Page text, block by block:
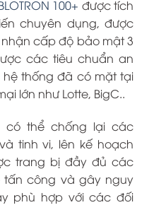
100+ được tích
chuyên dụng, được
cấp độ bảo mật 3
các tiêu chuẩn an
hệ thống đã có mặt tại
lớn như Lotte, BigC..
có thể chống lại các
tinh vi, lên kế hoạch
trang bị đầy đủ các
tấn công và gây nguy
phù hợp với các đối